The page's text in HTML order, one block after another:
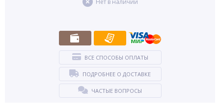
Нет в наличии
ВСЕ СПОСОБЫ ОПЛАТЫ
ПОДРОБНЕЕ О ДОСТАВКЕ
ЧАСТЫЕ ВОПРОСЫ